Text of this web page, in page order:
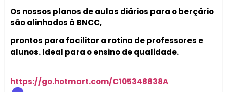
Os nossos planos de aulas diários para o berçário
são alinhados à BNCC,
prontos para facilitar a rotina de professores e
alunos. Ideal para o ensino de qualidade.
https://go.hotmart.com/C105348838A